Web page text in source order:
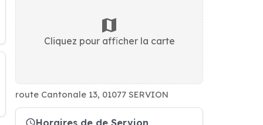
Cliquez pour afficher la carte
route Cantonale 13, 01077 SERVION
Horaires de de Servion